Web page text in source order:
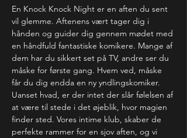
En Knock Knock Night er en aften du sent
vil glemme. Aftenens vært tager dig i
hånden og guider dig gennem mødet med
en håndfuld fantastiske komikere. Mange af
dem har du sikkert set på TV, andre ser du
måske for første gang. Hvem ved, måske
får du dig endda en ny yndlingskomiker.
Uanset hvad, er der intet der slår følelsen af
at være til stede i det øjeblik, hvor magien
finder sted. Vores intime klub, skaber de
perfekte rammer for en sjov aften, og vi